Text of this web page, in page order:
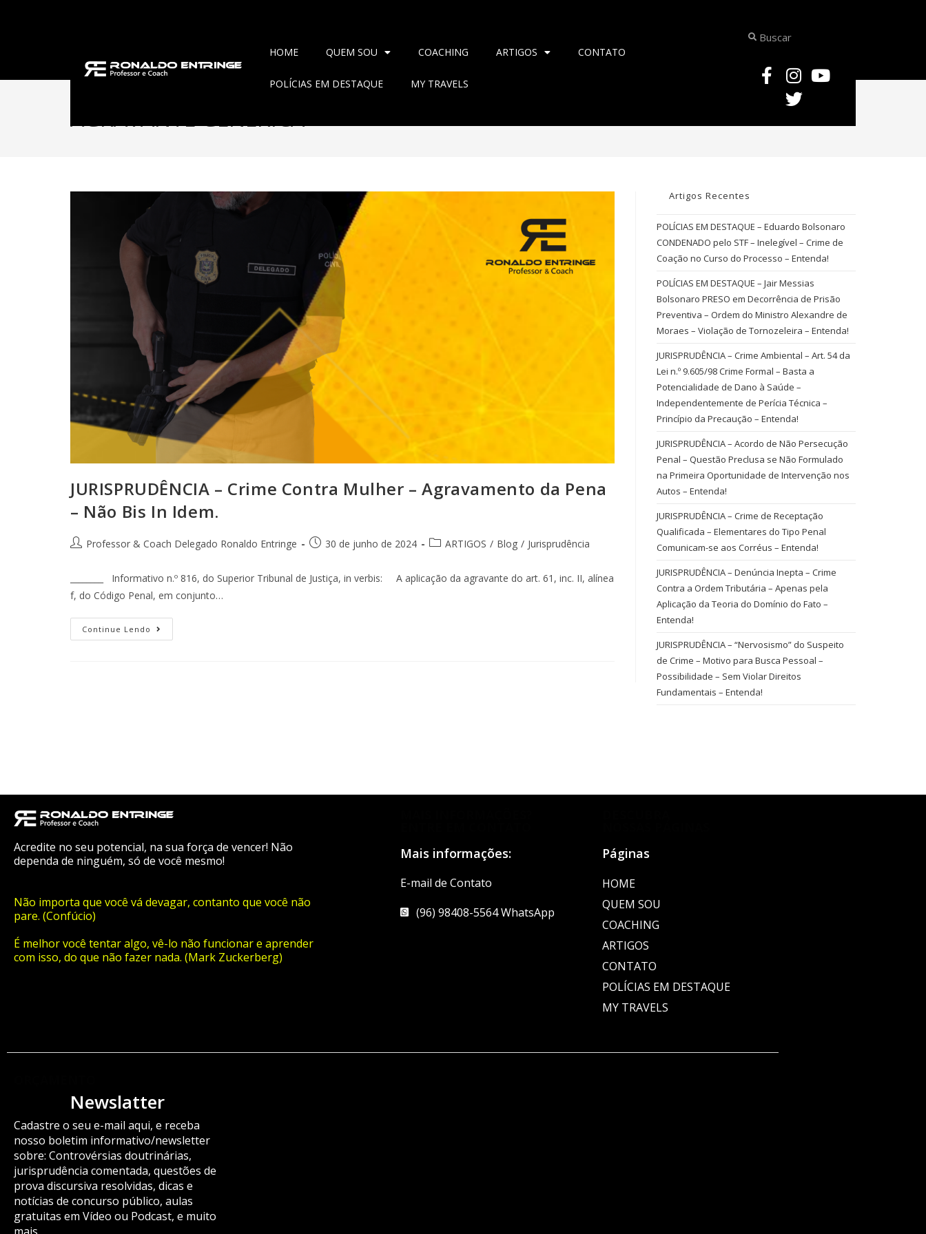
HOME QUEM SOU COACHING ARTIGOS CONTATO
POLÍCIAS EM DESTAQUE MY TRAVELS
AGRAVANTE GENÉRICA
JURISPRUDÊNCIA – Crime Contra Mulher – Agravamento da Pena
– Não Bis In Idem.
Professor & Coach Delegado Ronaldo Entringe 30 de junho de 2024 ARTIGOS / Blog / Jurisprudência
________ Informativo n.º 816, do Superior Tribunal de Justiça, in verbis: A aplicação da agravante do art. 61, inc. II, alínea
f, do Código Penal, em conjunto…
Continue Lendo
Artigos Recentes
POLÍCIAS EM DESTAQUE – Eduardo Bolsonaro
CONDENADO pelo STF – Inelegível – Crime de
Coação no Curso do Processo – Entenda!
POLÍCIAS EM DESTAQUE – Jair Messias
Bolsonaro PRESO em Decorrência de Prisão
Preventiva – Ordem do Ministro Alexandre de
Moraes – Violação de Tornozeleira – Entenda!
JURISPRUDÊNCIA – Crime Ambiental – Art. 54 da
Lei n.º 9.605/98 Crime Formal – Basta a
Potencialidade de Dano à Saúde –
Independentemente de Perícia Técnica –
Princípio da Precaução – Entenda!
JURISPRUDÊNCIA – Acordo de Não Persecução
Penal – Questão Preclusa se Não Formulado
na Primeira Oportunidade de Intervenção nos
Autos – Entenda!
JURISPRUDÊNCIA – Crime de Receptação
Qualificada – Elementares do Tipo Penal
Comunicam-se aos Corréus – Entenda!
JURISPRUDÊNCIA – Denúncia Inepta – Crime
Contra a Ordem Tributária – Apenas pela
Aplicação da Teoria do Domínio do Fato –
Entenda!
JURISPRUDÊNCIA – “Nervosismo” do Suspeito
de Crime – Motivo para Busca Pessoal –
Possibilidade – Sem Violar Direitos
Fundamentais – Entenda!
Acredite no seu potencial, na sua força de vencer! Não
dependa de ninguém, só de você mesmo!
Não importa que você vá devagar, contanto que você não
pare. (Confúcio)
É melhor você tentar algo, vê-lo não funcionar e aprender
com isso, do que não fazer nada. (Mark Zuckerberg)
Mais informações:
E-mail de Contato
(96) 98408-5564 WhatsApp
Páginas
HOME
QUEM SOU
COACHING
ARTIGOS
CONTATO
POLÍCIAS EM DESTAQUE
MY TRAVELS
Newslatter
Cadastre o seu e-mail aqui, e receba
nosso boletim informativo/newsletter
sobre: Controvérsias doutrinárias,
jurisprudência comentada, questões de
prova discursiva resolvidas, dicas e
notícias de concurso público, aulas
gratuitas em Vídeo ou Podcast, e muito